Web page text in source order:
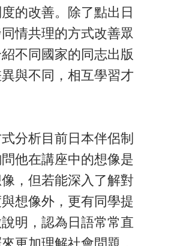
的改善。除了點出日
情共理的方式改善眾
不同國家的同志出版
與不同，相互學習才
分析目前日本伴侶制
他在講座中的想像是
，但若能深入了解對
想像外，更有同學提
明，認為日語常常直